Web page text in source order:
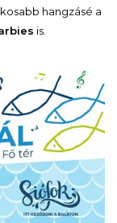
hangzásé a
is.